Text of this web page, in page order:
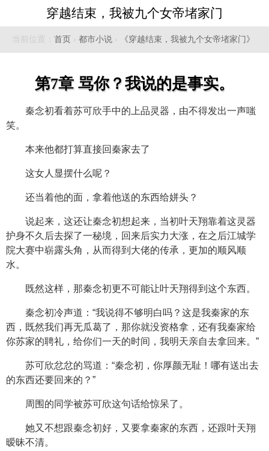
穿越结束，我被九个女帝堵家门
当前位置： 首页 › 都市小说 › 《穿越结束，我被九个女帝堵家门》
第7章 骂你？我说的是事实。
秦念初看着苏可欣手中的上品灵器，由不得发出一声嗤
笑。
本来他都打算直接回秦家去了
这女人显摆什么呢？
还当着他的面，拿着他送的东西给姘头？
说起来，这还让秦念初想起来，当初叶天翔靠着这灵器
护身不久后去探了一秘境，回来后实力大涨，在之后江城学
院大赛中崭露头角，从而得到大佬的传承，更加的顺风顺
水。
既然这样，那秦念初更不可能让叶天翔得到这个东西。
秦念初冷声道：“我说得不够明白吗？这是我秦家的东
西，既然我们再无瓜葛了，那你就没资格拿，还有我秦家给
你苏家的聘礼，给你们一天的时间，我明天亲自去拿回来。”
苏可欣忿忿的骂道：“秦念初，你厚颜无耻！哪有送出去
的东西还要回来的？”
周围的同学被苏可欣这句话给惊呆了。
她又不想跟秦念初好，又要拿秦家的东西，还跟叶天翔
暧昧不清。